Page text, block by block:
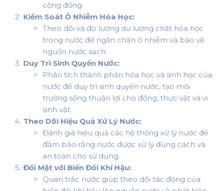
cộng đồng.
Kiểm Soát Ô Nhiễm Hóa Học:
Theo dõi và đo lường dư lượng chất hóa học
trong nước để ngăn chặn ô nhiễm và bảo vệ
nguồn nước sạch.
Duy Trì Sinh Quyển Nước:
Phân tích thành phần hóa học và sinh học của
nước để duy trì sinh quyển nước, tạo môi
trường sống thuận lợi cho động, thực vật và vi
sinh vật.
Theo Dõi Hiệu Quả Xử Lý Nước:
Đánh giá hiệu quả các hệ thống xử lý nước để
đảm bảo rằng nước được xử lý đúng cách và
an toàn cho sử dụng.
Đối Mặt với Biến Đổi Khí Hậu:
Quan trắc nước giúp theo dõi tác động của